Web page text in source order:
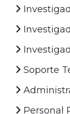
Soporte
Personal